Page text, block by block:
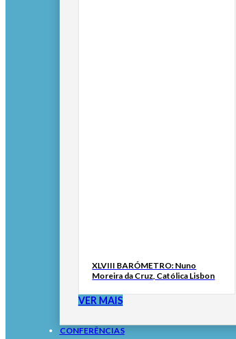
XLVIII BARÓMETRO: Nuno
Moreira da Cruz, Católica Lisbon
VER MAIS
CONFERÊNCIAS